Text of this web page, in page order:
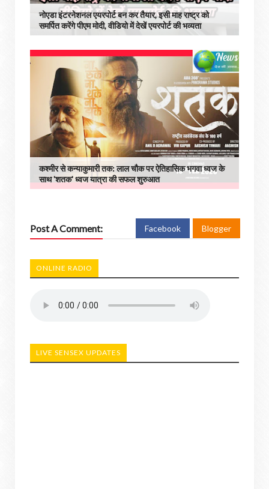
नोएडा इंटरनेशनल एयरपोर्ट बन कर तैयार, इसी माह राष्ट्र को
समर्पित करेंगे पीएम मोदी, वीडियो में देखें एयरपोर्ट की भव्यता
कश्मीर से कन्याकुमारी तक: लाल चौक पर ऐतिहासिक भगवा ध्वज के
साथ 'शतक' ध्वज यात्रा की सफल शुरुआत
Post A Comment: Facebook Blogger
ONLINE RADIO
LIVE SENSEX UPDATES